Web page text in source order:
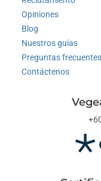
Opiniones
Blog
Nuestros guías
Preguntas frecuentes
Contáctenos